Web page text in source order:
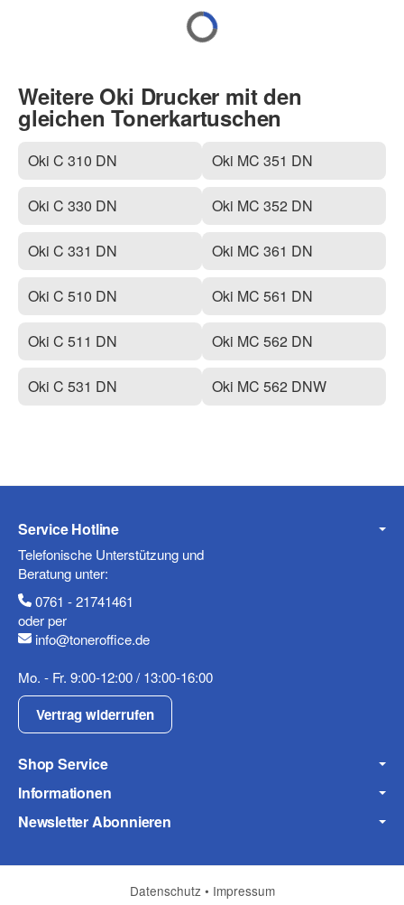
Weitere Oki Drucker mit den
gleichen Tonerkartuschen
Oki C 310 DN
Oki C 330 DN
Oki C 331 DN
Oki C 510 DN
Oki C 511 DN
Oki C 531 DN
Oki MC 351 DN
Oki MC 352 DN
Oki MC 361 DN
Oki MC 561 DN
Oki MC 562 DN
Oki MC 562 DNW
Service Hotline
Telefonische Unterstützung und
Beratung unter:
0761 - 21741461
oder per
info@toneroffice.de
Mo. - Fr. 9:00-12:00 / 13:00-16:00
Vertrag widerrufen
Shop Service
Informationen
Newsletter Abonnieren
Datenschutz • Impressum